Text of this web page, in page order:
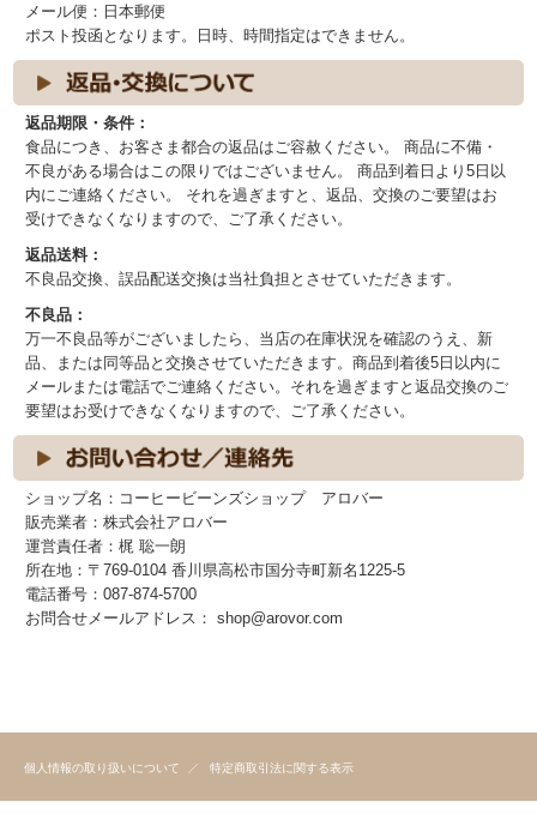
メール便：日本郵便
ポスト投函となります。日時、時間指定はできません。
返品期限・条件：
食品につき、お客さま都合の返品はご容赦ください。 商品に不備・
不良がある場合はこの限りではございません。 商品到着日より5日以
内にご連絡ください。 それを過ぎますと、返品、交換のご要望はお
受けできなくなりますので、ご了承ください。
返品送料：
不良品交換、誤品配送交換は当社負担とさせていただきます。
不良品：
万一不良品等がございましたら、当店の在庫状況を確認のうえ、新
品、または同等品と交換させていただきます。商品到着後5日以内に
メールまたは電話でご連絡ください。それを過ぎますと返品交換のご
要望はお受けできなくなりますので、ご了承ください。
ショップ名：コーヒービーンズショップ アロバー
販売業者：株式会社アロバー
運営責任者：梶 聡一朗
所在地：〒769-0104 香川県高松市国分寺町新名1225-5
電話番号：087-874-5700
お問合せメールアドレス： shop@arovor.com
個人情報の取り扱いについて 特定商取引法に関する表示